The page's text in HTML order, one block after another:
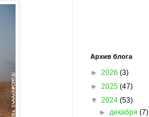
Архив блога
► 2026 (3)
► 2025 (47)
▼ 2024 (53)
►декабря(7)